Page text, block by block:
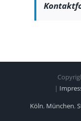
|
Köln, München,